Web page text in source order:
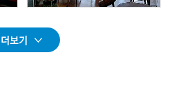
더보기